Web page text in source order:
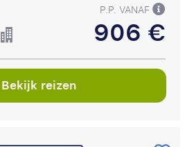
P.P. VANAF
906 €
Bekijk reizen